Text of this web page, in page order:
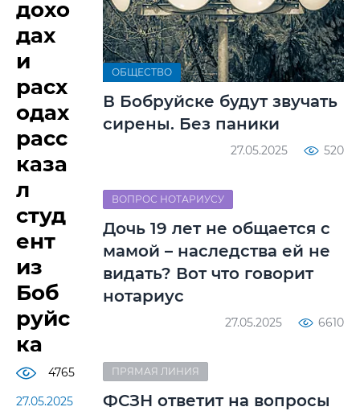
дохо
дах
и
расх
одах
расс
каза
л
студ
ент
из
Боб
руйс
ка
4765
27.05.2025
ОБЩЕСТВО
В Бобруйске будут звучать
сирены. Без паники
27.05.2025 520
ВОПРОС НОТАРИУСУ
Дочь 19 лет не общается с
мамой – наследства ей не
видать? Вот что говорит
нотариус
27.05.2025 6610
ПРЯМАЯ ЛИНИЯ
ФСЗН ответит на вопросы